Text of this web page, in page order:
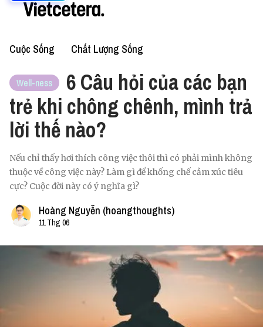
Cuộc Sống Chất Lượng Sống
Well-ness
6 Câu hỏi của các bạn
trẻ khi chông chênh, mình trả
lời thế nào?
Nếu chỉ thấy hơi thích công việc thôi thì có phải mình không
thuộc về công việc này? Làm gì để khống chế cảm xúc tiêu
cực? Cuộc đời này có ý nghĩa gì?
Hoàng Nguyễn (hoangthoughts)
11 Thg 06